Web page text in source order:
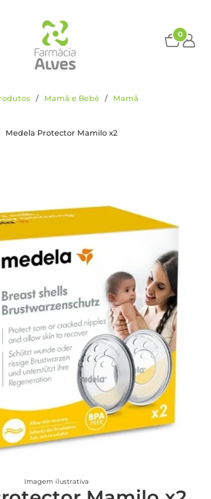
0
Mamã e Bebé Mamã
Medela Protector Mamilo x2
Imagem ilustrativa